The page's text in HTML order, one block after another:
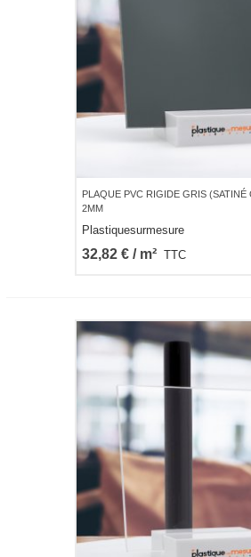
PLAQUE PVC RIGIDE GRIS (SATINÉ
2MM
Plastiquesurmesure
32,82 € / m² TTC